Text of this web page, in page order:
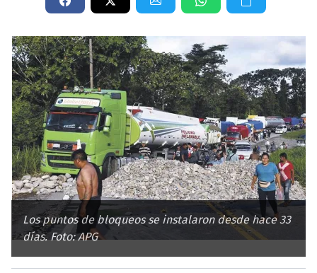
Los puntos de bloqueos se instalaron desde hace 33
días. Foto: APG